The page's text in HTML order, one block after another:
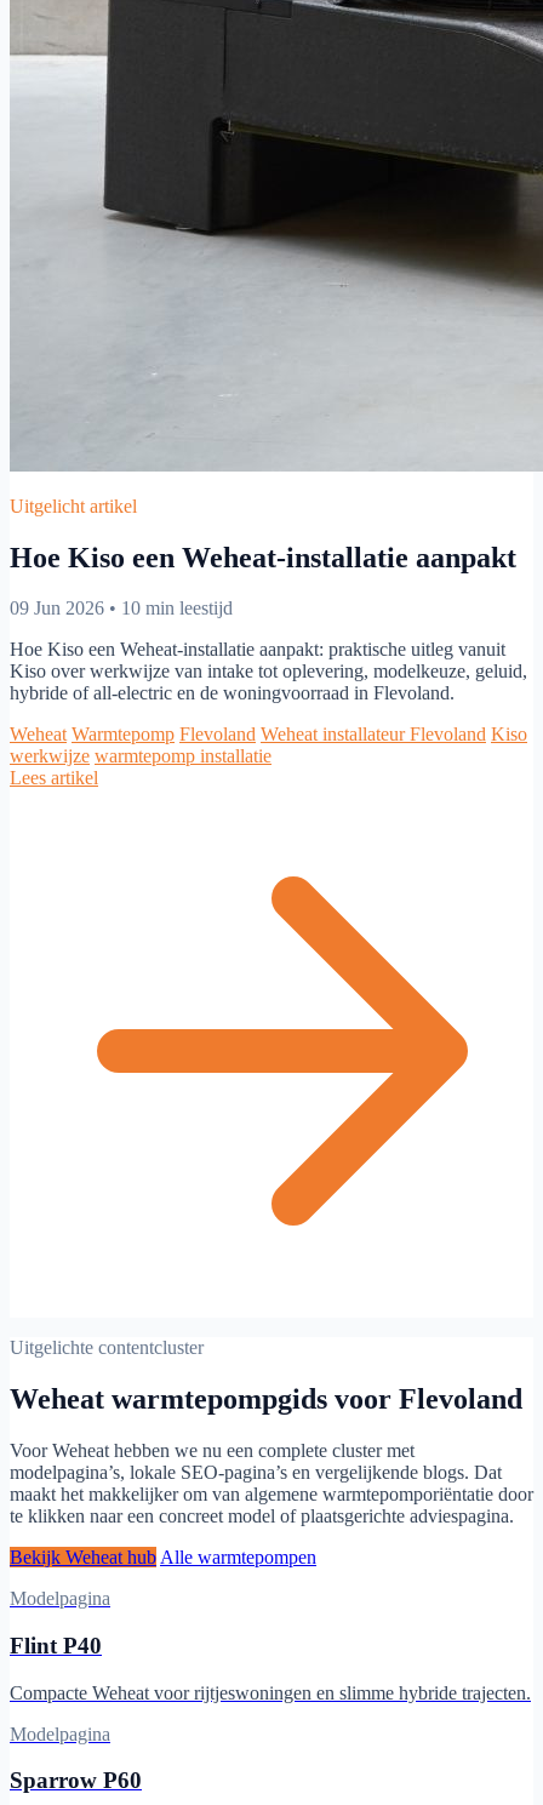
Uitgelicht artikel
Hoe Kiso een Weheat-installatie aanpakt
09 Jun 2026 • 10 min leestijd
Hoe Kiso een Weheat-installatie aanpakt: praktische uitleg vanuit
Kiso over werkwijze van intake tot oplevering, modelkeuze, geluid,
hybride of all-electric en de woningvoorraad in Flevoland.
Weheat Warmtepomp Flevoland Weheat installateur Flevoland Kiso
werkwijze warmtepomp installatie
Lees artikel
Uitgelichte contentcluster
Weheat warmtepompgids voor Flevoland
Voor Weheat hebben we nu een complete cluster met
modelpagina’s, lokale SEO-pagina’s en vergelijkende blogs. Dat
maakt het makkelijker om van algemene warmtepomporiëntatie door
te klikken naar een concreet model of plaatsgerichte adviespagina.
Bekijk Weheat hub Alle warmtepompen
Modelpagina
Flint P40
Compacte Weheat voor rijtjeswoningen en slimme hybride trajecten.
Modelpagina
Sparrow P60